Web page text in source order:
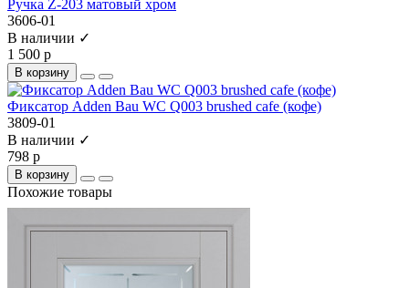
Ручка Z-203 матовый хром
3606-01
В наличии ✓
1 500 р
В корзину
Фиксатор Adden Bau WC Q003 brushed cafe (кофе)
3809-01
В наличии ✓
798 р
В корзину
Похожие товары